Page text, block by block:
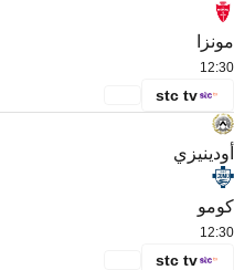
مونزا
12:30
stc tv
أودينيزي
كومو
12:30
stc tv